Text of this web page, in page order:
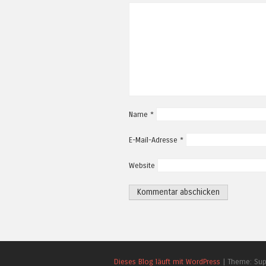
Name *
E-Mail-Adresse *
Website
Dieses Blog läuft mit WordPress | Theme: